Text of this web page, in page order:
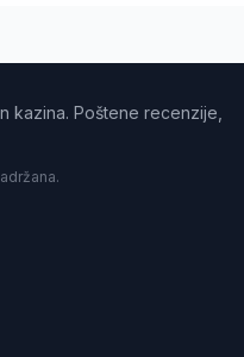
kazina. Poštene recenzije,